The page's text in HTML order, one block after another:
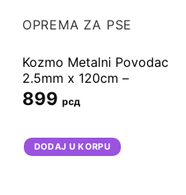
OPREMA ZA PSE
Kozmo Metalni Povodac
2.5mm x 120cm –
Izdržljiv i elegantan
metalni povodac za
899 рсд
DODAJ U KORPU